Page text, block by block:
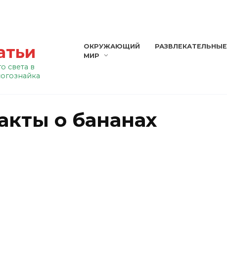
света в
ОКРУЖАЮЩИЙ
МИР
РАЗВЛЕКАТЕЛЬНЫЕ
о бананах